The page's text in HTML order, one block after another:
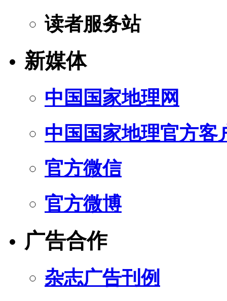
读者服务站
新媒体
中国国家地理网
中国国家地理官方客
官方微信
官方微博
广告合作
杂志广告刊例